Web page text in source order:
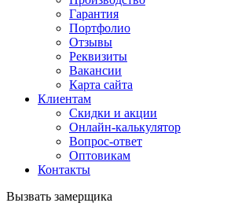
Гарантия
Портфолио
Отзывы
Реквизиты
Вакансии
Карта сайта
Клиентам
Скидки и акции
Онлайн-калькулятор
Вопрос-ответ
Оптовикам
Контакты
Вызвать замерщика